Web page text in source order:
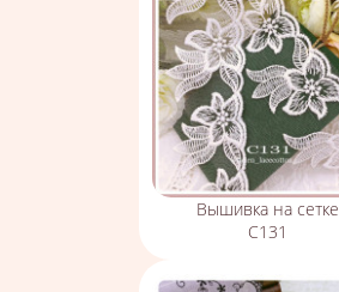
Вышивка на сетке
С131